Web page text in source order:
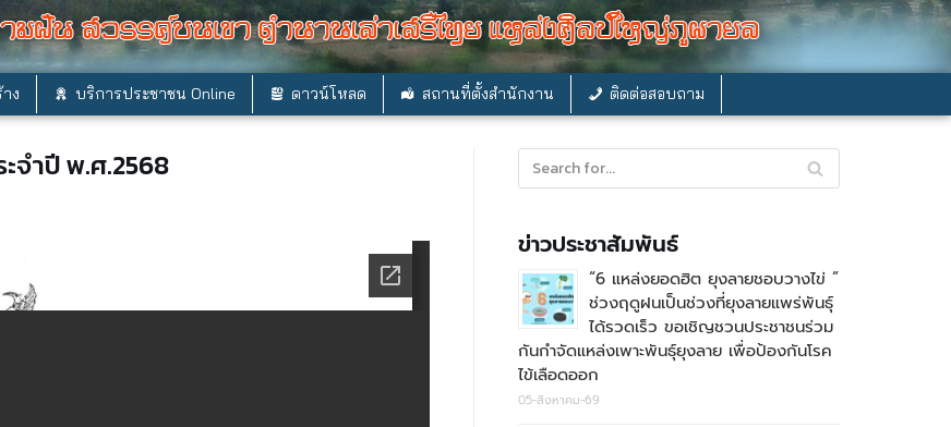
ง บริการประชาชน Online ดาวน์โหลด สถานที่ตั้งสำนักงาน ติดต่อสอบถาม
จำปี พ.ศ.2568
ข่าวประชาสัมพันธ์
“6 แหล่งยอดฮิต ยุงลายชอบวางไข่ ”
ช่วงฤดูฝนเป็นช่วงที่ยุงลายแพร่พันธุ์
ได้รวดเร็ว ขอเชิญชวนประชาชนร่วม
กันกำจัดแหล่งเพาะพันธุ์ยุงลาย เพื่อป้องกันโรค
ไข้เลือดออก
05-สิงหาคม-69